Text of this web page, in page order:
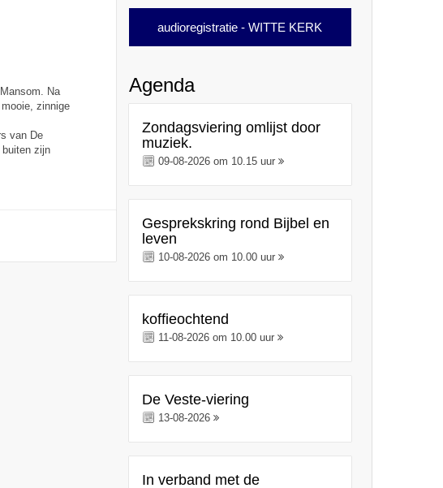
Na
zinnige
van De
zijn
audioregistratie - WITTE KERK
Agenda
Zondagsviering omlijst door
muziek.
09-08-2026 om 10.15 uur
Gesprekskring rond Bijbel en
leven
10-08-2026 om 10.00 uur
koffieochtend
11-08-2026 om 10.00 uur
De Veste-viering
13-08-2026
In verband met de